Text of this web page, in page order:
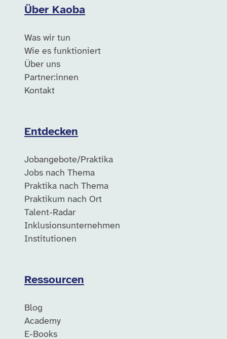
Über Kaoba
Was wir tun
Wie es funktioniert
Über uns
Partner:innen
Kontakt
Entdecken
Jobangebote/Praktika
Jobs nach Thema
Praktika nach Thema
Praktikum nach Ort
Talent-Radar
Inklusionsunternehmen
Institutionen
Ressourcen
Blog
Academy
E-Books